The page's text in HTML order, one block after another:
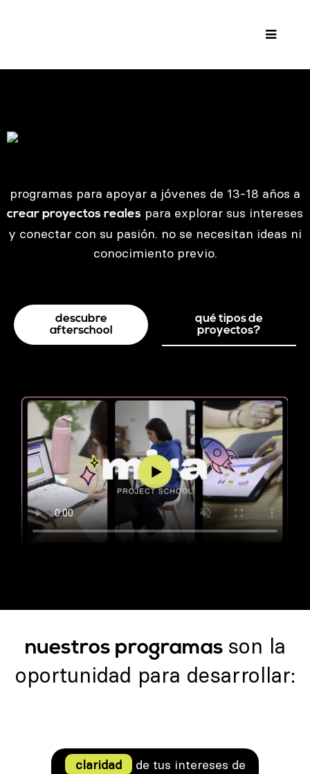
programas para apoyar a jóvenes de 13-18 años a
crear proyectos reales para explorar sus intereses
y conectar con su pasión. no se necesitan ideas ni
conocimiento previo.
descubre
afterschool
qué tipos de
proyectos?
nuestros programas son la
oportunidad para desarrollar:
claridad
de tus intereses de